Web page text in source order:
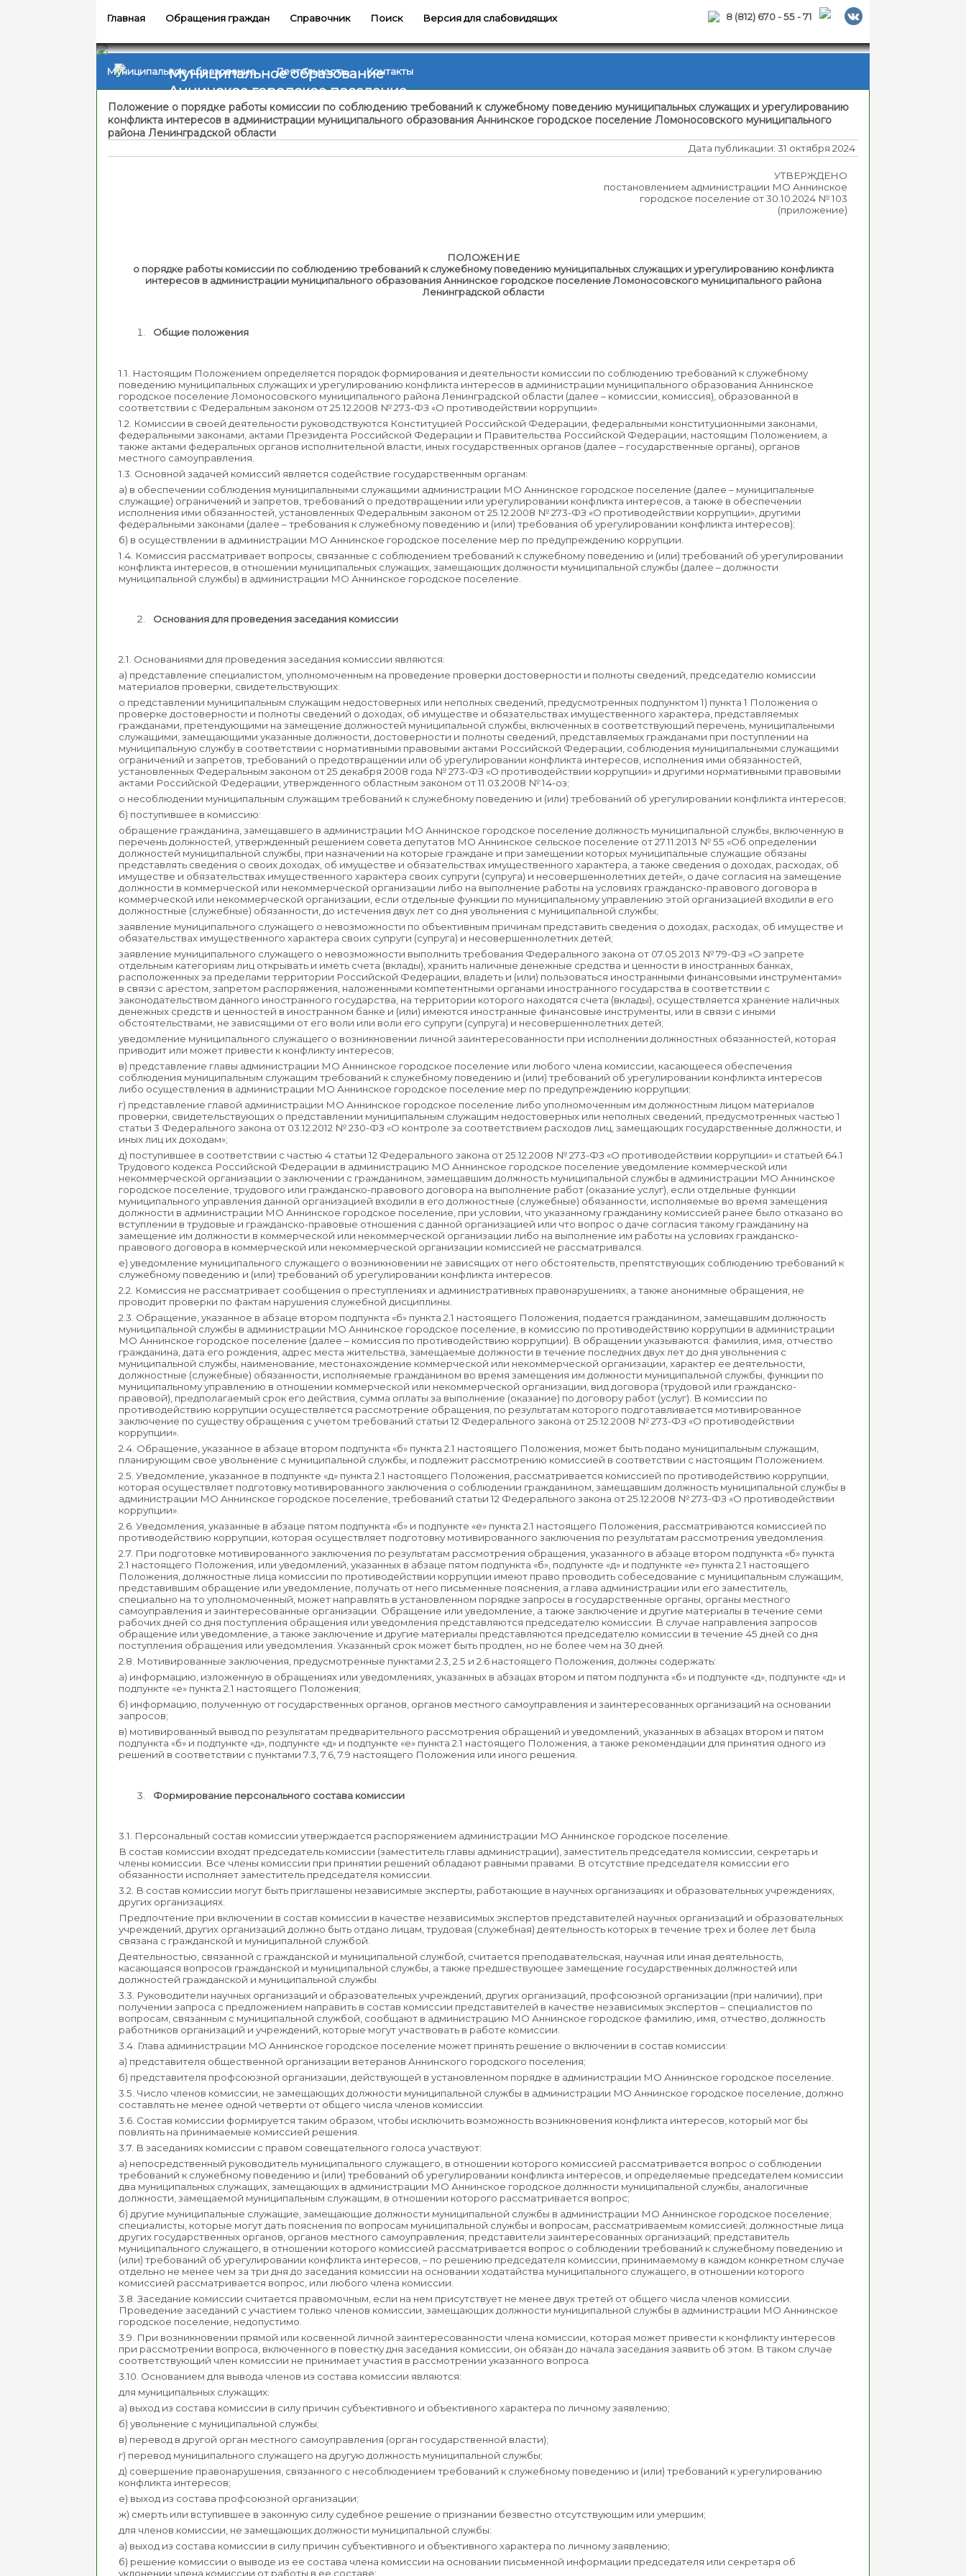
Главная Обращения граждан Справочник Поиск Версия для слабовидящих 8 (812) 670 - 55 - 71
Муниципальное образование
Аннинское городское поселение
Муниципальное образование Деятельность Контакты
Положение о порядке работы комиссии по соблюдению требований к служебному поведению муниципальных служащих и урегулированию
конфликта интересов в администрации муниципального образования Аннинское городское поселение Ломоносовского муниципального
района Ленинградской области
Дата публикации: 31 октября 2024
УТВЕРЖДЕНО
постановлением администрации МО Аннинское
городское поселение от 30.10.2024 № 103
(приложение)
ПОЛОЖЕНИЕ
о порядке работы комиссии по соблюдению требований к служебному поведению муниципальных служащих и урегулированию конфликта
интересов в администрации муниципального образования Аннинское городское поселениеЛомоносовского муниципального района
Ленинградской области
Общие положения
1.1. Настоящим Положением определяется порядок формирования и деятельности комиссии по соблюдению требований к служебному
поведению муниципальных служащих и урегулированию конфликта интересов в администрации муниципального образования Аннинское
городское поселение Ломоносовского муниципального района Ленинградской области (далее – комиссии, комиссия), образованной в
соответствии с Федеральным законом от 25.12.2008 № 273-ФЗ «О противодействии коррупции».
1.2. Комиссии в своей деятельности руководствуются Конституцией Российской Федерации, федеральными конституционными законами,
федеральными законами, актами Президента Российской Федерации и Правительства Российской Федерации, настоящим Положением, а
также актами федеральных органов исполнительной власти, иных государственных органов (далее – государственные органы), органов
местного самоуправления.
1.3. Основной задачей комиссий является содействие государственным органам:
а) в обеспечении соблюдения муниципальными служащими администрации МО Аннинское городское поселение (далее – муниципальные
служащие) ограничений и запретов, требований о предотвращении или урегулировании конфликта интересов, а также в обеспечении
исполнения ими обязанностей, установленных Федеральным законом от 25.12.2008 № 273-ФЗ «О противодействии коррупции», другими
федеральными законами (далее – требования к служебному поведению и (или) требования об урегулировании конфликта интересов);
б) в осуществлении в администрации МО Аннинское городское поселение мер по предупреждению коррупции.
1.4. Комиссия рассматривает вопросы, связанные с соблюдением требований к служебному поведению и (или) требований об урегулировании
конфликта интересов, в отношении муниципальных служащих, замещающих должности муниципальной службы (далее – должности
муниципальной службы) в администрации МО Аннинское городское поселение.
Основания для проведения заседания комиссии
2.1. Основаниями для проведения заседания комиссии являются:
а) представление специалистом, уполномоченным на проведение проверки достоверности и полноты сведений, председателю комиссии
материалов проверки, свидетельствующих:
о представлении муниципальным служащим недостоверных или неполных сведений, предусмотренных подпунктом 1) пункта 1 Положения о
проверке достоверности и полноты сведений о доходах, об имуществе и обязательствах имущественного характера, представляемых
гражданами, претендующими на замещение должностей муниципальной службы, включенных в соответствующий перечень, муниципальными
служащими, замещающими указанные должности, достоверности и полноты сведений, представляемых гражданами при поступлении на
муниципальную службу в соответствии с нормативными правовыми актами Российской Федерации, соблюдения муниципальными служащими
ограничений и запретов, требований о предотвращении или об урегулировании конфликта интересов, исполнения ими обязанностей,
установленных Федеральным законом от 25 декабря 2008 года № 273-ФЗ «О противодействии коррупции» и другими нормативными правовыми
актами Российской Федерации, утвержденного областным законом от 11.03.2008 № 14-оз;
о несоблюдении муниципальным служащим требований к служебному поведению и (или) требований об урегулировании конфликта интересов;
б) поступившее в комиссию:
обращение гражданина, замещавшего в администрации МО Аннинское городское поселение должность муниципальной службы, включенную в
перечень должностей, утвержденный решением совета депутатов МО Аннинское сельское поселение от 27.11.2013 № 55 «Об определении
должностей муниципальной службы, при назначении на которые граждане и при замещении которых муниципальные служащие обязаны
представлять сведения о своих доходах, об имуществе и обязательствах имущественного характера, а также сведения о доходах, расходах, об
имуществе и обязательствах имущественного характера своих супруги (супруга) и несовершеннолетних детей», о даче согласия на замещение
должности в коммерческой или некоммерческой организации либо на выполнение работы на условиях гражданско-правового договора в
коммерческой или некоммерческой организации, если отдельные функции по муниципальному управлению этой организацией входили в его
должностные (служебные) обязанности, до истечения двух лет со дня увольнения с муниципальной службы;
заявление муниципального служащего о невозможности по объективным причинам представить сведения о доходах, расходах, об имуществе и
обязательствах имущественного характера своих супруги (супруга) и несовершеннолетних детей;
заявление муниципального служащего о невозможности выполнить требования Федерального закона от 07.05.2013 № 79-ФЗ «О запрете
отдельным категориям лиц открывать и иметь счета (вклады), хранить наличные денежные средства и ценности в иностранных банках,
расположенных за пределами территории Российской Федерации, владеть и (или) пользоваться иностранными финансовыми инструментами»
в связи с арестом, запретом распоряжения, наложенными компетентными органами иностранного государства в соответствии с
законодательством данного иностранного государства, на территории которого находятся счета (вклады), осуществляется хранение наличных
денежных средств и ценностей в иностранном банке и (или) имеются иностранные финансовые инструменты, или в связи с иными
обстоятельствами, не зависящими от его воли или воли его супруги (супруга) и несовершеннолетних детей;
уведомление муниципального служащего о возникновении личной заинтересованности при исполнении должностных обязанностей, которая
приводит или может привести к конфликту интересов;
в) представление главы администрации МО Аннинское городское поселение или любого члена комиссии, касающееся обеспечения
соблюдения муниципальным служащим требований к служебному поведению и (или) требований об урегулировании конфликта интересов
либо осуществления в администрации МО Аннинское городское поселение мер по предупреждению коррупции;
г) представление главой администрации МО Аннинское городское поселение либо уполномоченным им должностным лицом материалов
проверки, свидетельствующих о представлении муниципальным служащим недостоверных или неполных сведений, предусмотренных частью 1
статьи 3 Федерального закона от 03.12.2012 № 230-ФЗ «О контроле за соответствием расходов лиц, замещающих государственные должности, и
иных лиц их доходам»;
д) поступившее в соответствии с частью 4 статьи 12 Федерального закона от 25.12.2008 № 273-ФЗ «О противодействии коррупции» и статьей 64.1
Трудового кодекса Российской Федерации в администрацию МО Аннинское городское поселение уведомление коммерческой или
некоммерческой организации о заключении с гражданином, замещавшим должность муниципальной службы в администрации МО Аннинское
городское поселение, трудового или гражданско-правового договора на выполнение работ (оказание услуг), если отдельные функции
муниципального управления данной организацией входили в его должностные (служебные) обязанности, исполняемые во время замещения
должности в администрации МО Аннинское городское поселение, при условии, что указанному гражданину комиссией ранее было отказано во
вступлении в трудовые и гражданско-правовые отношения с данной организацией или что вопрос о даче согласия такому гражданину на
замещение им должности в коммерческой или некоммерческой организации либо на выполнение им работы на условиях гражданско-
правового договора в коммерческой или некоммерческой организации комиссией не рассматривался.
е) уведомление муниципального служащего о возникновении не зависящих от него обстоятельств, препятствующих соблюдению требований к
служебному поведению и (или) требований об урегулировании конфликта интересов.
2.2. Комиссия не рассматривает сообщения о преступлениях и административных правонарушениях, а также анонимные обращения, не
проводит проверки по фактам нарушения служебной дисциплины.
2.3. Обращение, указанное в абзаце втором подпункта «б» пункта 2.1 настоящего Положения, подается гражданином, замещавшим должность
муниципальной службы в администрации МО Аннинское городское поселение, в комиссию по противодействию коррупции в администрации
МО Аннинское городское поселение (далее – комиссия по противодействию коррупции). В обращении указываются: фамилия, имя, отчество
гражданина, дата его рождения, адрес места жительства, замещаемые должности в течение последних двух лет до дня увольнения с
муниципальной службы, наименование, местонахождение коммерческой или некоммерческой организации, характер ее деятельности,
должностные (служебные) обязанности, исполняемые гражданином во время замещения им должности муниципальной службы, функции по
муниципальному управлению в отношении коммерческой или некоммерческой организации, вид договора (трудовой или гражданско-
правовой), предполагаемый срок его действия, сумма оплаты за выполнение (оказание) по договору работ (услуг). В комиссии по
противодействию коррупции осуществляется рассмотрение обращения, по результатам которого подготавливается мотивированное
заключение по существу обращения с учетом требований статьи 12 Федерального закона от 25.12.2008 № 273-ФЗ «О противодействии
коррупции».
2.4. Обращение, указанное в абзаце втором подпункта «б» пункта 2.1 настоящего Положения, может быть подано муниципальным служащим,
планирующим свое увольнение с муниципальной службы, и подлежит рассмотрению комиссией в соответствии с настоящим Положением.
2.5. Уведомление, указанное в подпункте «д» пункта 2.1 настоящего Положения, рассматривается комиссией по противодействию коррупции,
которая осуществляет подготовку мотивированного заключения о соблюдении гражданином, замещавшим должность муниципальной службы в
администрации МО Аннинское городское поселение, требований статьи 12 Федерального закона от 25.12.2008 № 273-ФЗ «О противодействии
коррупции».
2.6. Уведомления, указанные в абзаце пятом подпункта «б» и подпункте «е» пункта 2.1 настоящего Положения, рассматриваются комиссией по
противодействию коррупции, которая осуществляет подготовку мотивированного заключения по результатам рассмотрения уведомления.
2.7. При подготовке мотивированного заключения по результатам рассмотрения обращения, указанного в абзаце втором подпункта «б» пункта
2.1 настоящего Положения, или уведомлений, указанных в абзаце пятом подпункта «б», подпункте «д» и подпункте «е» пункта 2.1 настоящего
Положения, должностные лица комиссии по противодействии коррупции имеют право проводить собеседование с муниципальным служащим,
представившим обращение или уведомление, получать от него письменные пояснения, а глава администрации или его заместитель,
специально на то уполномоченный, может направлять в установленном порядке запросы в государственные органы, органы местного
самоуправления и заинтересованные организации. Обращение или уведомление, а также заключение и другие материалы в течение семи
рабочих дней со дня поступления обращения или уведомления представляются председателю комиссии. В случае направления запросов
обращение или уведомление, а также заключение и другие материалы представляются председателю комиссии в течение 45 дней со дня
поступления обращения или уведомления. Указанный срок может быть продлен, но не более чем на 30 дней.
2.8. Мотивированные заключения, предусмотренные пунктами 2.3, 2.5 и 2.6 настоящего Положения, должны содержать:
а) информацию, изложенную в обращениях или уведомлениях, указанных в абзацах втором и пятом подпункта «б» и подпункте «д», подпункте «д» и
подпункте «е» пункта 2.1 настоящего Положения;
б) информацию, полученную от государственных органов, органов местного самоуправления и заинтересованных организаций на основании
запросов;
в) мотивированный вывод по результатам предварительного рассмотрения обращений и уведомлений, указанных в абзацах втором и пятом
подпункта «б» и подпункте «д», подпункте «д» и подпункте «е» пункта 2.1 настоящего Положения, а также рекомендации для принятия одного из
решений в соответствии с пунктами 7.3, 7.6, 7.9 настоящего Положения или иного решения.
Формирование персонального состава комиссии
3.1. Персональный состав комиссии утверждается распоряжением администрации МО Аннинское городское поселение.
В состав комиссии входят председатель комиссии (заместитель главы администрации), заместитель председателя комиссии, секретарь и
члены комиссии. Все члены комиссии при принятии решений обладают равными правами. В отсутствие председателя комиссии его
обязанности исполняет заместитель председателя комиссии.
3.2. В состав комиссии могут быть приглашены независимые эксперты, работающие в научных организациях и образовательных учреждениях,
других организациях.
Предпочтение при включении в состав комиссии в качестве независимых экспертов представителей научных организаций и образовательных
учреждений, других организаций должно быть отдано лицам, трудовая (служебная) деятельность которых в течение трех и более лет была
связана с гражданской и муниципальной службой.
Деятельностью, связанной с гражданской и муниципальной службой, считается преподавательская, научная или иная деятельность,
касающаяся вопросов гражданской и муниципальной службы, а также предшествующее замещение государственных должностей или
должностей гражданской и муниципальной службы.
3.3. Руководители научных организаций и образовательных учреждений, других организаций, профсоюзной организации (при наличии), при
получении запроса с предложением направить в состав комиссии представителей в качестве независимых экспертов – специалистов по
вопросам, связанным с муниципальной службой, сообщают в администрацию МО Аннинское городское фамилию, имя, отчество, должность
работников организаций и учреждений, которые могут участвовать в работе комиссии.
3.4. Глава администрации МО Аннинское городское поселение может принять решение о включении в состав комиссии:
а) представителя общественной организации ветеранов Аннинского городского поселения;
б) представителя профсоюзной организации, действующей в установленном порядке в администрации МО Аннинское городское поселение.
3.5. Число членов комиссии, не замещающих должности муниципальной службы в администрации МО Аннинское городское поселение, должно
составлять не менее одной четверти от общего числа членов комиссии.
3.6. Состав комиссии формируется таким образом, чтобы исключить возможность возникновения конфликта интересов, который мог бы
повлиять на принимаемые комиссией решения.
3.7. В заседаниях комиссии с правом совещательного голоса участвуют:
а) непосредственный руководитель муниципального служащего, в отношении которого комиссией рассматривается вопрос о соблюдении
требований к служебному поведению и (или) требований об урегулировании конфликта интересов, и определяемые председателем комиссии
два муниципальных служащих, замещающих в администрации МО Аннинское городское должности муниципальной службы, аналогичные
должности, замещаемой муниципальным служащим, в отношении которого рассматривается вопрос;
б) другие муниципальные служащие, замещающие должности муниципальной службы в администрации МО Аннинское городское поселение;
специалисты, которые могут дать пояснения по вопросам муниципальной службы и вопросам, рассматриваемым комиссией; должностные лица
других государственных органов, органов местного самоуправления; представители заинтересованных организаций; представитель
муниципального служащего, в отношении которого комиссией рассматривается вопрос о соблюдении требований к служебному поведению и
(или) требований об урегулировании конфликта интересов, – по решению председателя комиссии, принимаемому в каждом конкретном случае
отдельно не менее чем за три дня до заседания комиссии на основании ходатайства муниципального служащего, в отношении которого
комиссией рассматривается вопрос, или любого члена комиссии.
3.8. Заседание комиссии считается правомочным, если на нем присутствует не менее двух третей от общего числа членов комиссии.
Проведение заседаний с участием только членов комиссии, замещающих должности муниципальной службы в администрации МО Аннинское
городское поселение, недопустимо.
3.9. При возникновении прямой или косвенной личной заинтересованности члена комиссии, которая может привести к конфликту интересов
при рассмотрении вопроса, включенного в повестку дня заседания комиссии, он обязан до начала заседания заявить об этом. В таком случае
соответствующий член комиссии не принимает участия в рассмотрении указанного вопроса.
3.10. Основанием для вывода членов из состава комиссии являются:
для муниципальных служащих:
а) выход из состава комиссии в силу причин субъективного и объективного характера по личному заявлению;
б) увольнение с муниципальной службы;
в) перевод в другой орган местного самоуправления (орган государственной власти);
г) перевод муниципального служащего на другую должность муниципальной службы;
д) совершение правонарушения, связанного с несоблюдением требований к служебному поведению и (или) требований к урегулированию
конфликта интересов;
е) выход из состава профсоюзной организации;
ж) смерть или вступившее в законную силу судебное решение о признании безвестно отсутствующим или умершим;
для членов комиссии, не замещающих должности муниципальной службы:
а) выход из состава комиссии в силу причин субъективного и объективного характера по личному заявлению;
б) решение комиссии о выводе из ее состава члена комиссии на основании письменной информации председателя или секретаря об
уклонении члена комиссии от работы в ее составе;